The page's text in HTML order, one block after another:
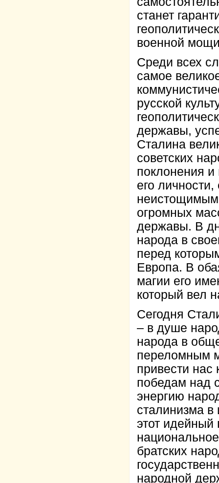
станет
военной
Среди всех
самое
русской
державы,
Сталина
советских
поклонения и
его
неистощимым
огромных
державы. В
народа в
перед
Европа. В
магии его
который вел
Сегодня
– в душе
народа в
переломным
привести
победам над
энергию
сталинизма в
этот
братских
народной